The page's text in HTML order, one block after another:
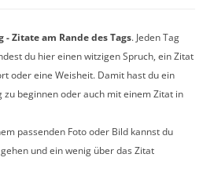
- Zitate am Rande des Tags. Jeden Tag
du hier einen witzigen Spruch, ein Zitat
oder eine Weisheit. Damit hast du ein
zu beginnen oder auch mit einem Zitat in
passenden Foto oder Bild kannst du
und ein wenig über das Zitat